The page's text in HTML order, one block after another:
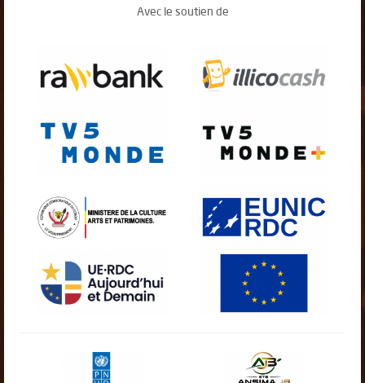
Avec le soutien de